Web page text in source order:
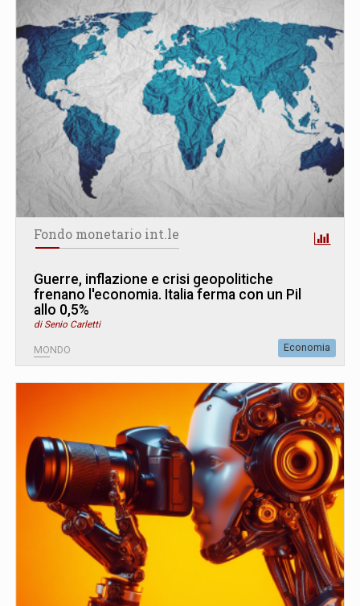
Fondo monetario int.le
Guerre, inflazione e crisi geopolitiche
frenano l'economia. Italia ferma con un Pil
allo 0,5%
di Senio Carletti
MONDO Economia